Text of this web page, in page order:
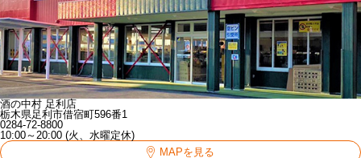
酒の中村 足利店
栃木県足利市借宿町596番1
0284-72-8800
10:00～20:00 (火、水曜定休)
MAPを見る